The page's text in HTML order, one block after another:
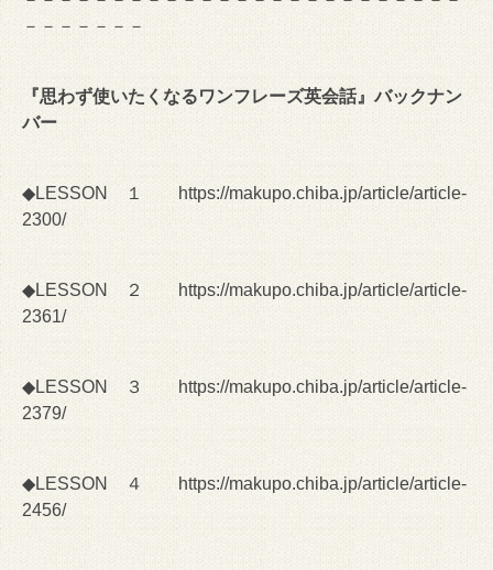
－－－－－－－
『思わず使いたくなるワンフレーズ英会話』バックナン
バー
◆LESSON １
https://makupo.chiba.jp/article/article-
2300/
◆LESSON ２
https://makupo.chiba.jp/article/article-
2361/
◆LESSON ３
https://makupo.chiba.jp/article/article-
2379/
◆LESSON ４ https://makupo.chiba.jp/article/article-
2456/